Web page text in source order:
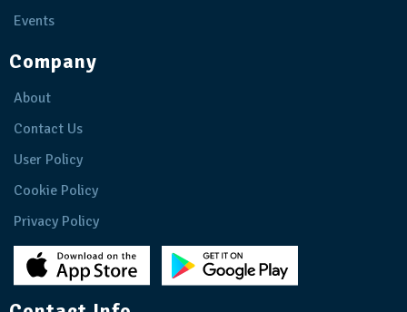
Events
Company
About
Contact Us
User Policy
Cookie Policy
Privacy Policy